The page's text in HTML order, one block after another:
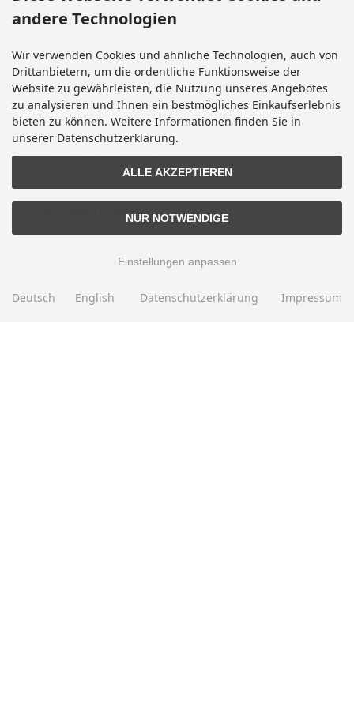
Kontakt
Widerrufsrecht & Widerrufsformular
Lieferzeit
Vertrag widerrufen
Cookie Einstellungen
INFORMATIONEN
Sitemap
Altölentsorgung
andere Technologien
Wir verwenden Cookies und ähnliche Technologien, auch von
Drittanbietern, um die ordentliche Funktionsweise der
Website zu gewährleisten, die Nutzung unseres Angebotes
zu analysieren und Ihnen ein bestmögliches Einkaufserlebnis
bieten zu können. Weitere Informationen finden Sie in
unserer Datenschutzerklärung.
ALLE AKZEPTIEREN
NUR NOTWENDIGE
Einstellungen anpassen
Deutsch English Datenschutzerklärung Impressum